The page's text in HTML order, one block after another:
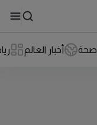
صحة أخبار العالم